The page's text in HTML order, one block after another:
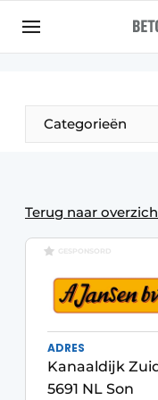
Aanmelden
Artikelen
Bedrijven
Direct contact
Evenement
Meest gelezen
Nieuwsbrief
Podcasts
Categorieën
Terug naar
GESPONSORD
ADRES
Kanaaldijk
5691 NL Son